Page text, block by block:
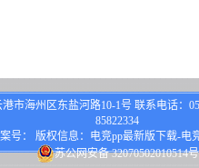
市海州区东盐河路10-1号 联系电话：
85822334
号： 版权信息：电竞pp最新版下载-电
苏公网安备 32070502010514号